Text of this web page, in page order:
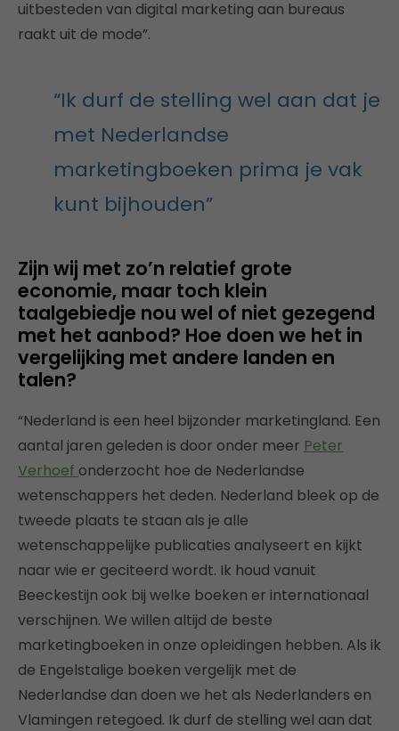
uitbesteden van digital marketing aan bureaus
raakt uit de mode”.
“Ik durf de stelling wel aan dat je
met Nederlandse
marketingboeken prima je vak
kunt bijhouden”
Zijn wij met zo’n relatief grote
economie, maar toch klein
taalgebiedje nou wel of niet gezegend
met het aanbod? Hoe doen we het in
vergelijking met andere landen en
talen?
“Nederland is een heel bijzonder marketingland. Een
aantal jaren geleden is door onder meer Peter
Verhoef onderzocht hoe de Nederlandse
wetenschappers het deden. Nederland bleek op de
tweede plaats te staan als je alle
wetenschappelijke publicaties analyseert en kijkt
naar wie er geciteerd wordt. Ik houd vanuit
Beeckestijn ook bij welke boeken er internationaal
verschijnen. We willen altijd de beste
marketingboeken in onze opleidingen hebben. Als ik
de Engelstalige boeken vergelijk met de
Nederlandse dan doen we het als Nederlanders en
Vlamingen retegoed. Ik durf de stelling wel aan dat